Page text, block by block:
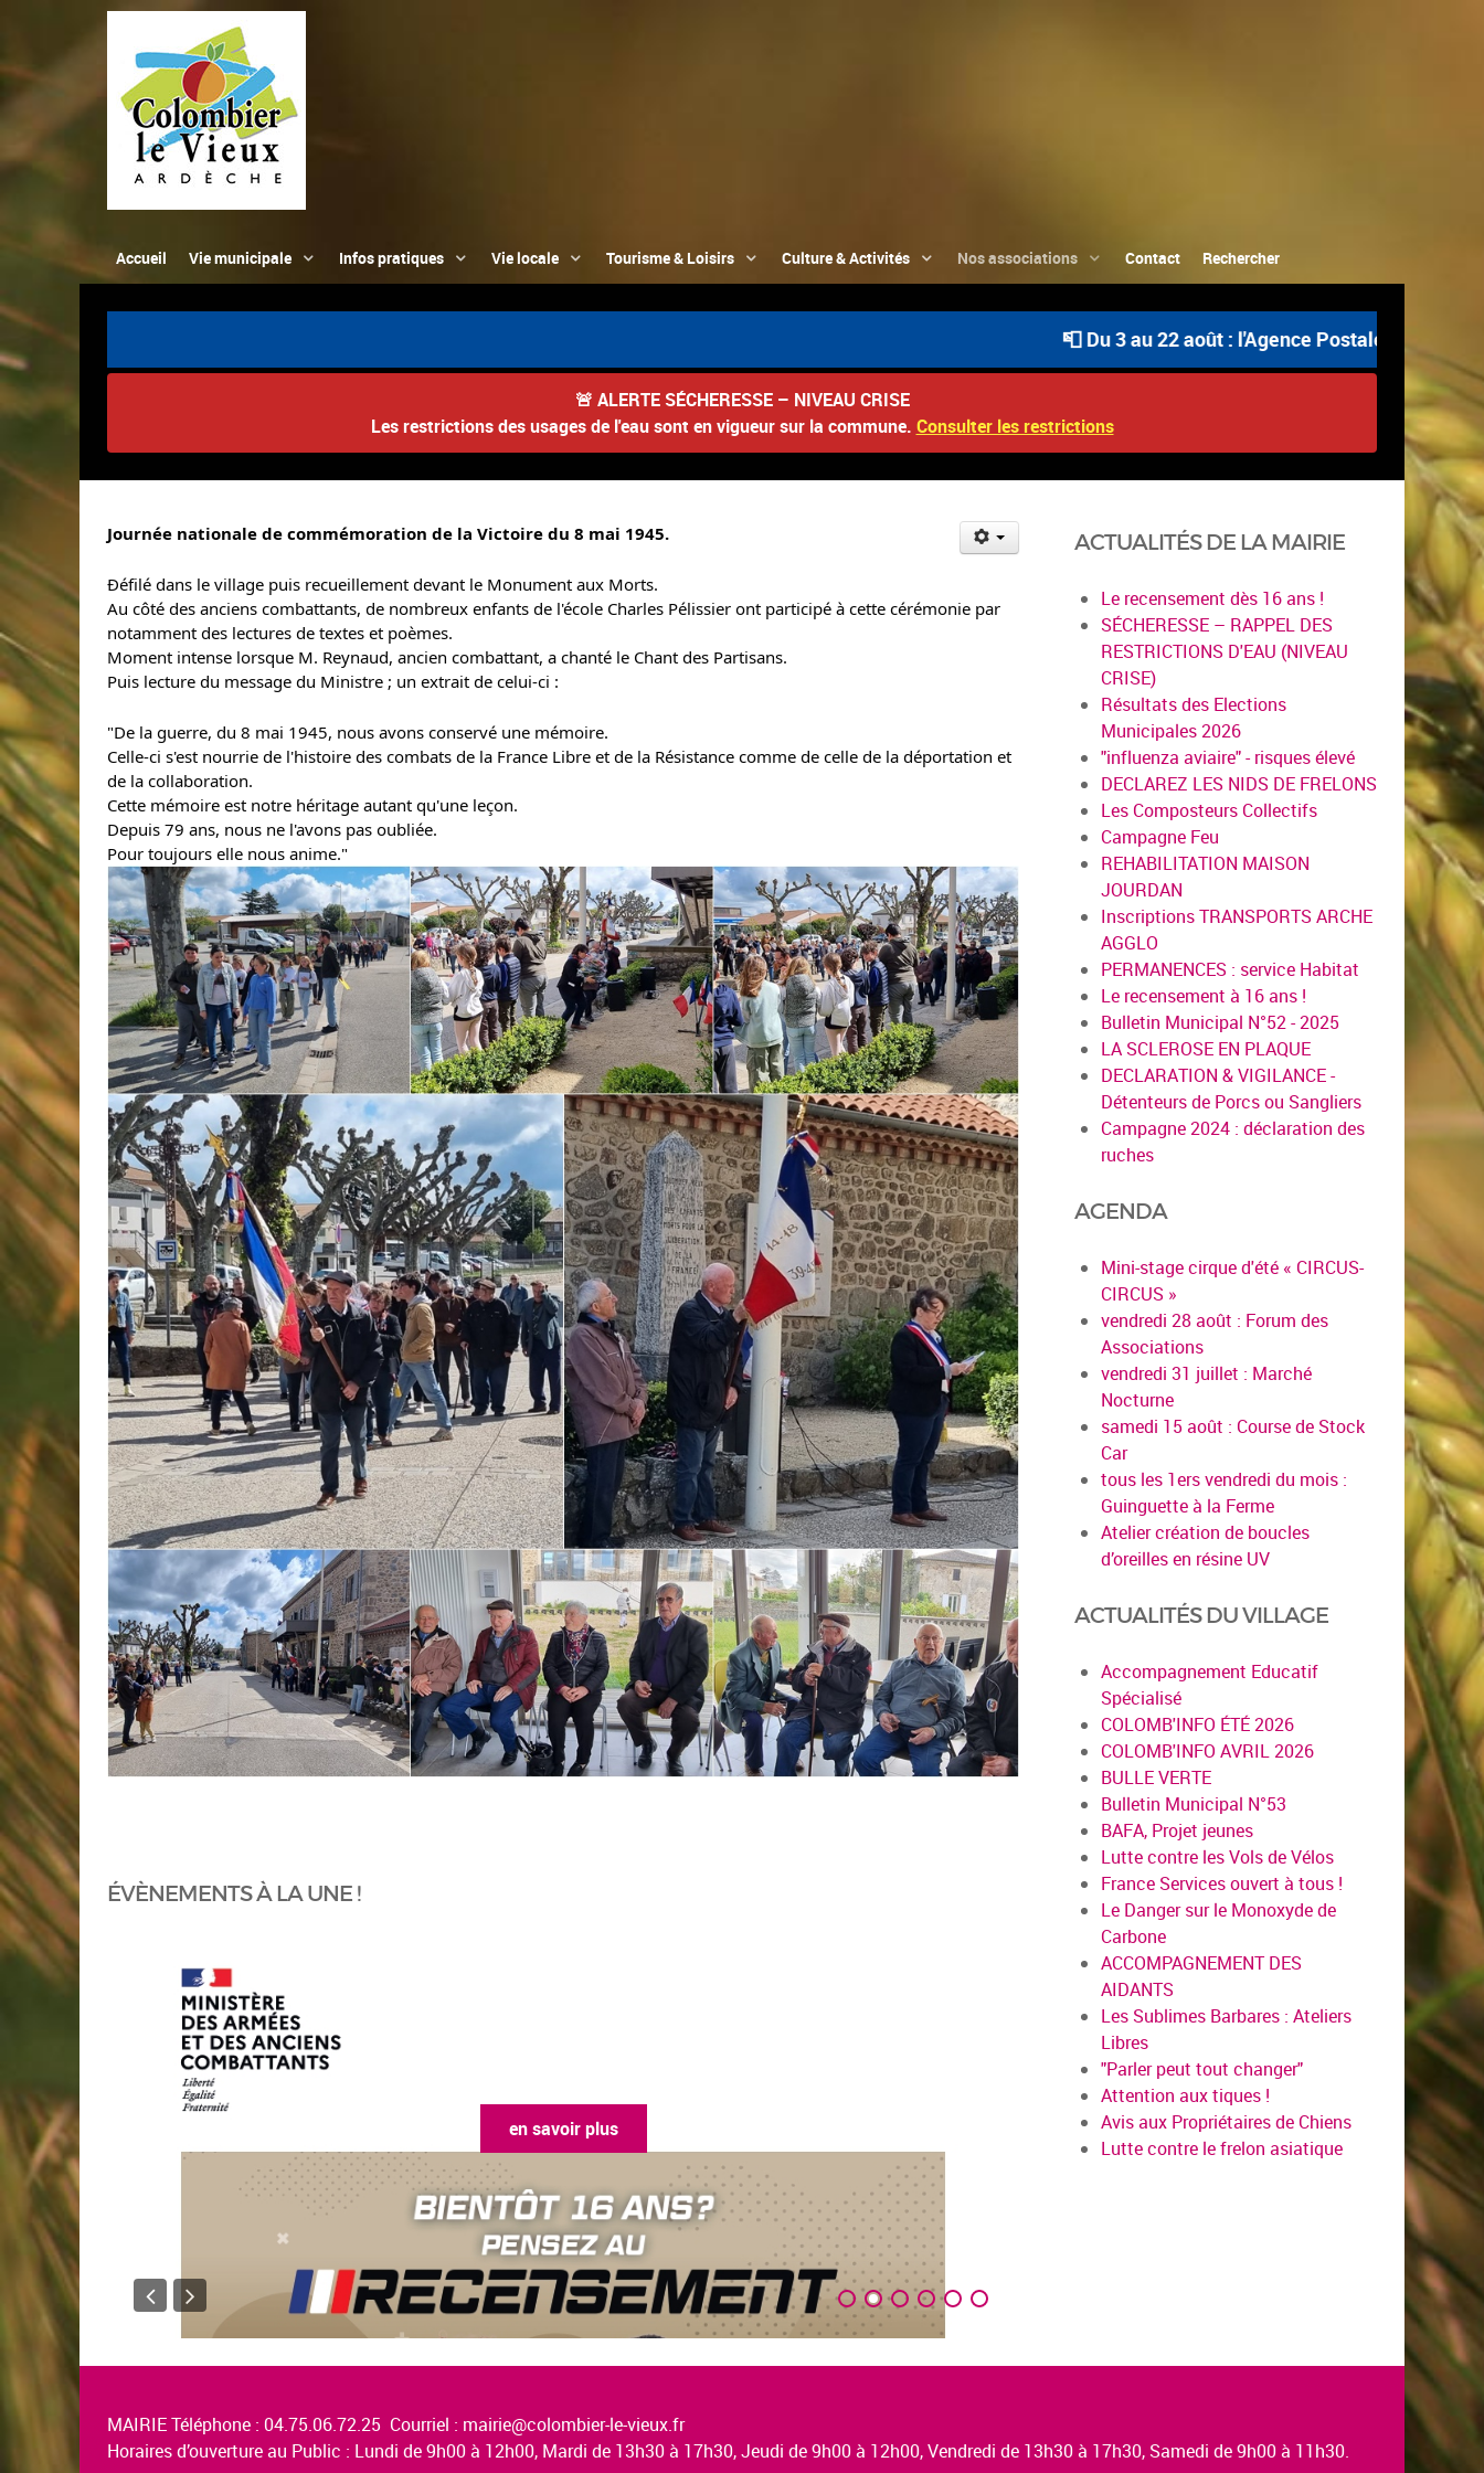
Accueil Vie municipale Infos pratiques Vie locale Tourisme & Loisirs Culture & Activités Nos associations Contact Rechercher
📮 Du 3 au 22 août : l'Agence Postale Communale
🚨 ALERTE SÉCHERESSE – NIVEAU CRISE
Les restrictions des usages de l'eau sont en vigueur sur la commune. Consulter les restrictions
Journée nationale de commémoration de la Victoire du 8 mai 1945.
Ðéfilé dans le village puis recueillement devant le Monument aux Morts.
Au côté des anciens combattants, de nombreux enfants de l'école Charles Pélissier ont participé à cette cérémonie par
notamment des lectures de textes et poèmes.
Moment intense lorsque M. Reynaud, ancien combattant, a chanté le Chant des Partisans.
Puis lecture du message du Ministre ; un extrait de celui-ci :
"De la guerre, du 8 mai 1945, nous avons conservé une mémoire.
Celle-ci s'est nourrie de l'histoire des combats de la France Libre et de la Résistance comme de celle de la déportation et
de la collaboration.
Cette mémoire est notre héritage autant qu'une leçon.
Depuis 79 ans, nous ne l'avons pas oubliée.
Pour toujours elle nous anime."
ÉVÈNEMENTS À LA UNE !
en savoir plus
ACTUALITÉS DE LA MAIRIE
Le recensement dès 16 ans !
SÉCHERESSE – RAPPEL DES
RESTRICTIONS D'EAU (NIVEAU
CRISE)
Résultats des Elections
Municipales 2026
"influenza aviaire" - risques élevé
DECLAREZ LES NIDS DE FRELONS
Les Composteurs Collectifs
Campagne Feu
REHABILITATION MAISON
JOURDAN
Inscriptions TRANSPORTS ARCHE
AGGLO
PERMANENCES : service Habitat
Le recensement à 16 ans !
Bulletin Municipal N°52 - 2025
LA SCLEROSE EN PLAQUE
DECLARATION & VIGILANCE -
Détenteurs de Porcs ou Sangliers
Campagne 2024 : déclaration des
ruches
AGENDA
Mini-stage cirque d'été « CIRCUS-
CIRCUS »
vendredi 28 août : Forum des
Associations
vendredi 31 juillet : Marché
Nocturne
samedi 15 août : Course de Stock
Car
tous les 1ers vendredi du mois :
Guinguette à la Ferme
Atelier création de boucles
d’oreilles en résine UV
ACTUALITÉS DU VILLAGE
Accompagnement Educatif
Spécialisé
COLOMB'INFO ÉTÉ 2026
COLOMB'INFO AVRIL 2026
BULLE VERTE
Bulletin Municipal N°53
BAFA, Projet jeunes
Lutte contre les Vols de Vélos
France Services ouvert à tous !
Le Danger sur le Monoxyde de
Carbone
ACCOMPAGNEMENT DES
AIDANTS
Les Sublimes Barbares : Ateliers
Libres
"Parler peut tout changer"
Attention aux tiques !
Avis aux Propriétaires de Chiens
Lutte contre le frelon asiatique
MAIRIE Téléphone : 04.75.06.72.25 Courriel : mairie@colombier-le-vieux.fr
Horaires d’ouverture au Public : Lundi de 9h00 à 12h00, Mardi de 13h30 à 17h30, Jeudi de 9h00 à 12h00, Vendredi de 13h30 à 17h30, Samedi de 9h00 à 11h30.